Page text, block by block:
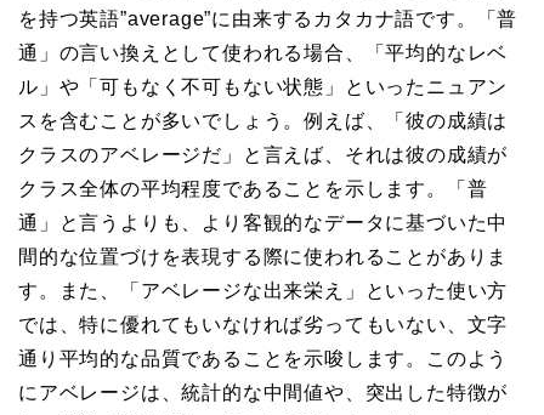
を持つ英語”average”に由来するカタカナ語です。「普
通」の言い換えとして使われる場合、「平均的なレベ
ル」や「可もなく不可もない状態」といったニュアン
スを含むことが多いでしょう。例えば、「彼の成績は
クラスのアベレージだ」と言えば、それは彼の成績が
クラス全体の平均程度であることを示します。「普
通」と言うよりも、より客観的なデータに基づいた中
間的な位置づけを表現する際に使われることがありま
す。また、「アベレージな出来栄え」といった使い方
では、特に優れてもいなければ劣ってもいない、文字
通り平均的な品質であることを示唆します。このよう
にアベレージは、統計的な中間値や、突出した特徴が